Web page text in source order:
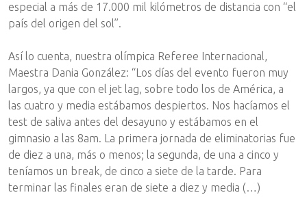
especial a más de 17.000 mil kilómetros de distancia con “el
país del origen del sol”.
Así lo cuenta, nuestra olímpica Referee Internacional,
Maestra Dania González: “Los días del evento fueron muy
largos, ya que con el jet lag, sobre todo los de América, a
las cuatro y media estábamos despiertos. Nos hacíamos el
test de saliva antes del desayuno y estábamos en el
gimnasio a las 8am. La primera jornada de eliminatorias fue
de diez a una, más o menos; la segunda, de una a cinco y
teníamos un break, de cinco a siete de la tarde. Para
terminar las finales eran de siete a diez y media (…)